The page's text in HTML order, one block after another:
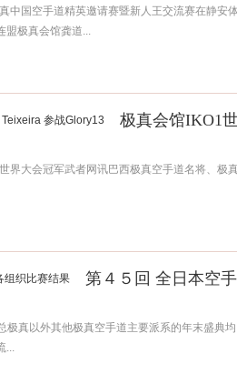
中国空手道精英邀请赛暨新人王交流赛在静安
盟极真会馆龚道...
极真会馆IKO1
界大会冠军武者网讯巴西极真空手道名将、极
第４５回 全日本空
真以外其他极真空手道主要派系的年末盛典
...